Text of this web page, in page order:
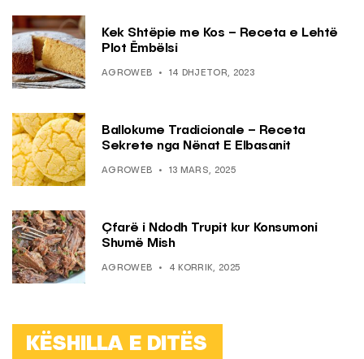
Kek Shtëpie me Kos – Receta e Lehtë
Plot Ëmbëlsi
AGROWEB 14 DHJETOR, 2023
Ballokume Tradicionale – Receta
Sekrete nga Nënat E Elbasanit
AGROWEB 13 MARS, 2025
Çfarë i Ndodh Trupit kur Konsumoni
Shumë Mish
AGROWEB 4 KORRIK, 2025
KËSHILLA E DITËS